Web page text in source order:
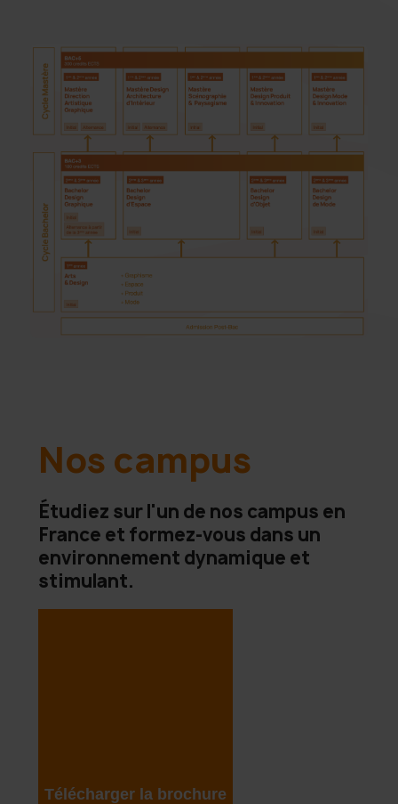
Nos campus
Étudiez sur l'un de nos campus en
France et formez-vous dans un
environnement dynamique et
stimulant.
Télécharger la brochure